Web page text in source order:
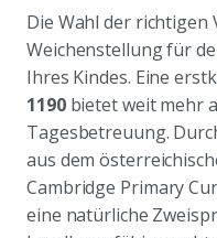
Die Wahl der richtigen
Weichenstellung für
Ihres Kindes. Eine
1190bietet weit mehr
Tagesbetreuung.
aus dem
Cambridge Primary
eine natürliche